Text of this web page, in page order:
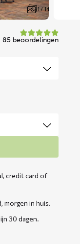
1 / 14
85 beoordelingen
credit card of
morgen in huis.
30 dagen.